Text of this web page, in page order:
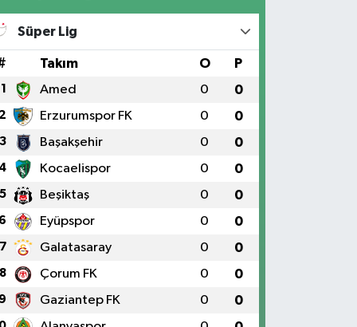
Süper Lig
Takım O P
1 Amed 0 0
Erzurumspor FK 0 0
3 Başakşehir 0 0
Kocaelispor 0 0
5 Beşiktaş 0 0
Eyüpspor 0 0
7 Galatasaray 0 0
8 Çorum FK 0 0
Gaziantep FK 0 0